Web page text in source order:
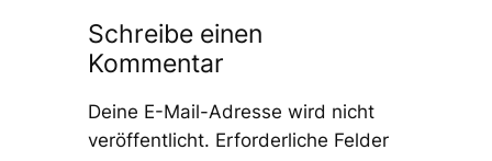
Schreibe einen
Kommentar
Deine E-Mail-Adresse wird nicht
veröffentlicht. Erforderliche Felder